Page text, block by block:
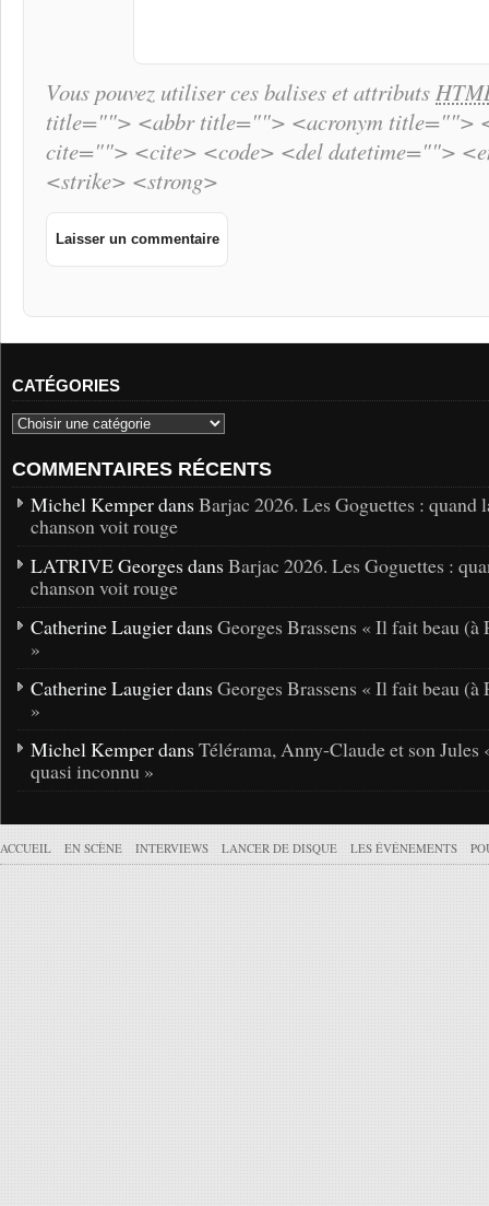
Vous pouvez utiliser ces balises et attributs
title=""> <abbr title=""> <acronym title="">
cite=""> <cite> <code> <del datetime="">
<strike> <strong>
CATÉGORIES
COMMENTAIRES RÉCENTS
Michel Kemper dans Barjac 2026. Les Goguettes : quand
chanson voit rouge
LATRIVE Georges dans Barjac 2026. Les Goguettes :
chanson voit rouge
Catherine Laugier dans Georges Brassens « Il fait beau (à
»
Catherine Laugier dans Georges Brassens « Il fait beau (à
»
Michel Kemper dans Télérama, Anny-Claude et son Jules
quasi inconnu »
ACCUEIL EN SCÈNE INTERVIEWS LANCER DE DISQUE LES ÉVÉNEMENTS